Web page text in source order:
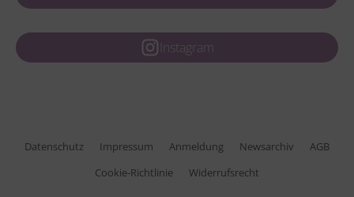
Instagram
Datenschutz Impressum Anmeldung Newsarchiv
AGB
Cookie-Richtlinie
Widerrufsrecht